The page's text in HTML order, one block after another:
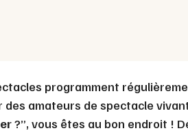
programment
des amateurs de spectacle
?”, vous êtes au bon endroit !